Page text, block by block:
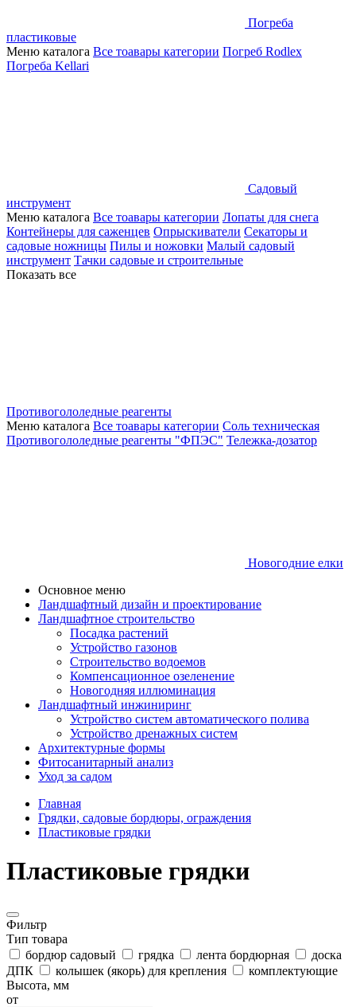
Погреба
пластиковые
Меню каталога Все тоавары категории Погреб Rodlex
Погреба Kellari
Садовый
инструмент
Меню каталога Все тоавары категории Лопаты для снега
Контейнеры для саженцев Опрыскиватели Секаторы и
садовые ножницы Пилы и ножовки Малый садовый
инструмент Тачки садовые и строительные
Показать все
Противогололедные реагенты
Меню каталога Все тоавары категории Соль техническая
Противогололедные реагенты "ФПЭС" Тележка-дозатор
Новогодние елки
Основное меню
Ландшафтный дизайн и проектирование
Ландшафтное строительство
Посадка растений
Устройство газонов
Строительство водоемов
Компенсационное озеленение
Новогодняя иллюминация
Ландшафтный инжиниринг
Устройство систем автоматического полива
Устройство дренажных систем
Aрхитектурные формы
Фитосанитарный анализ
Уход за садом
Главная
Грядки, садовые бордюры, ограждения
Пластиковые грядки
Пластиковые грядки
Фильтр
Тип товара
бордюр садовый
грядка лента бордюрная
доска
ДПК
колышек (якорь) для крепления
комплектующие
Высота, мм
от